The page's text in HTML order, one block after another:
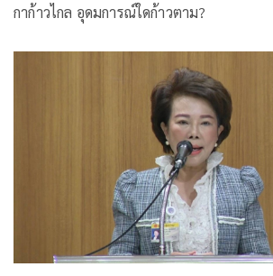
กาก้าวไกล อุดมการณ์ใดก้าวตาม?